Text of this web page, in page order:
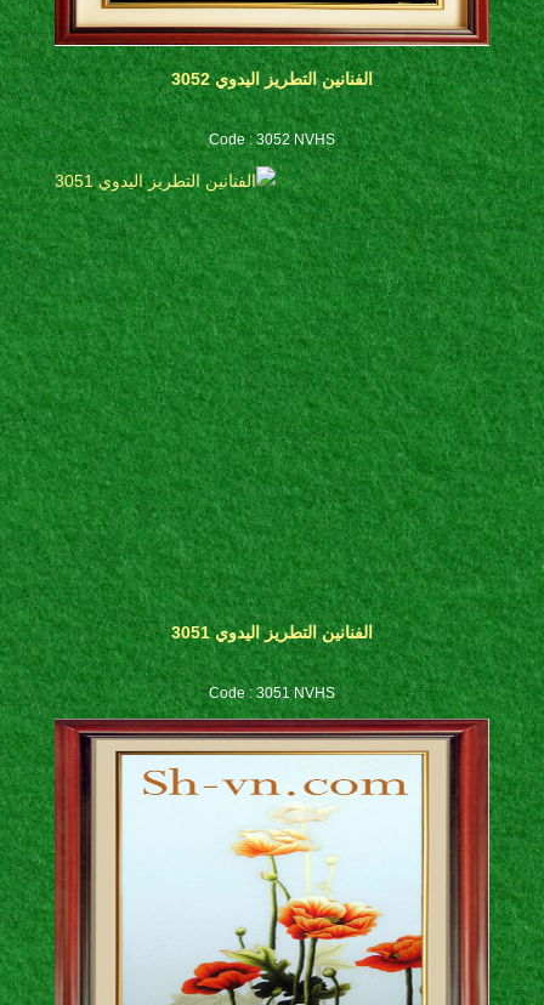
الفنانين التطريز اليدوي 3052
Code : 3052 NVHS
الفنانين التطريز اليدوي 3051
Code : 3051 NVHS